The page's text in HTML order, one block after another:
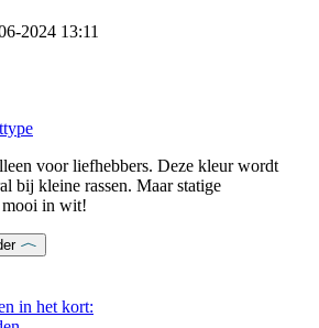
2024 13:11
voor liefhebbers. Deze kleur wordt
bij kleine rassen. Maar statige
mooi in wit!
in het kort: